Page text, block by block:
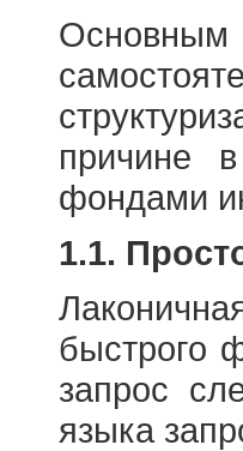
Основным
причине
фондами
1.1.
быстрого
запрос
языка